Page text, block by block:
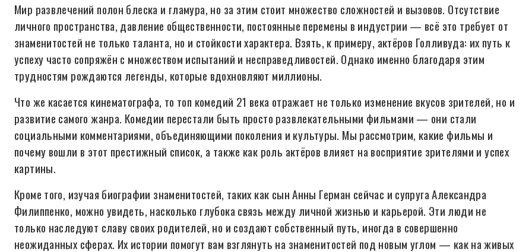
Мир развлечений полон блеска и гламура, но за этим стоит множество сложностей и вызовов. Отсутствие
личного пространства, давление общественности, постоянные перемены в индустрии — всё это требует от
знаменитостей не только таланта, но и стойкости характера. Взять, к примеру, актёров Голливуда: их путь к
успеху часто сопряжён с множеством испытаний и несправедливостей. Однако именно благодаря этим
трудностям рождаются легенды, которые вдохновляют миллионы.
Что же касается кинематографа, то топ комедий 21 века отражает не только изменение вкусов зрителей, но и
развитие самого жанра. Комедии перестали быть просто развлекательными фильмами — они стали
социальными комментариями, объединяющими поколения и культуры. Мы рассмотрим, какие фильмы и
почему вошли в этот престижный список, а также как роль актёров влияет на восприятие зрителями и успех
картины.
Кроме того, изучая биографии знаменитостей, таких как сын Анны Герман сейчас и супруга Александра
Филиппенко, можно увидеть, насколько глубока связь между личной жизнью и карьерой. Эти люди не
только наследуют славу своих родителей, но и создают собственный путь, иногда в совершенно
неожиданных сферах. Их истории помогут вам взглянуть на знаменитостей под новым углом — как на живых